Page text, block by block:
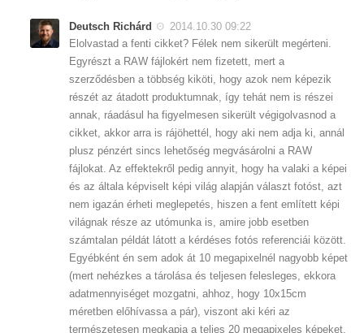
Deutsch Richárd
2014.10.30 09:22
Elolvastad a fenti cikket? Félek nem sikerült megérteni.
Egyrészt a RAW fájlokért nem fizetett, mert a
szerződésben a többség kiköti, hogy azok nem képezik
részét az átadott produktumnak, így tehát nem is részei
annak, ráadásul ha figyelmesen sikerült végigolvasnod a
cikket, akkor arra is rájöhettél, hogy aki nem adja ki, annál
plusz pénzért sincs lehetőség megvásárolni a RAW
fájlokat. Az effektekről pedig annyit, hogy ha valaki a képei
és az általa képviselt képi világ alapján választ fotóst, azt
nem igazán érheti meglepetés, hiszen a fent említett képi
világnak része az utómunka is, amire jobb esetben
számtalan példát látott a kérdéses fotós referenciái között.
Egyébként én sem adok át 10 megapixelnél nagyobb képet
(mert nehézkes a tárolása és teljesen felesleges, ekkora
adatmennyiséget mozgatni, ahhoz, hogy 10x15cm
méretben előhívassa a pár), viszont aki kéri az
természetesen megkapja a teljes 20 megapixeles képeket,